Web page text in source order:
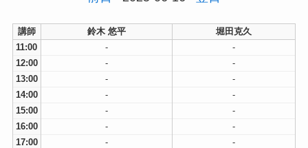
講師 鈴木 悠平
堀田克久
11:00
-
-
12:00
-
-
13:00
-
-
14:00
-
-
15:00
-
-
16:00
-
-
17:00
-
-